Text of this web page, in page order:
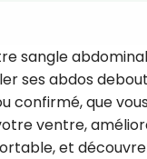
sangle
ses abdos
confirmé, que
ventre,
et